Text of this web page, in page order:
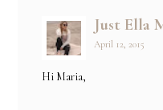
Just Ella
April 12, 2015
Hi Maria,